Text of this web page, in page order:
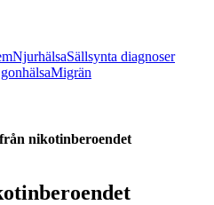
NjurhälsaSällsynta diagnoser
Migrän
nikotinberoendet